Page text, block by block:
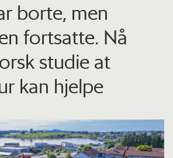
borte, men
fortsatte. Nå
studie at
kan hjelpe